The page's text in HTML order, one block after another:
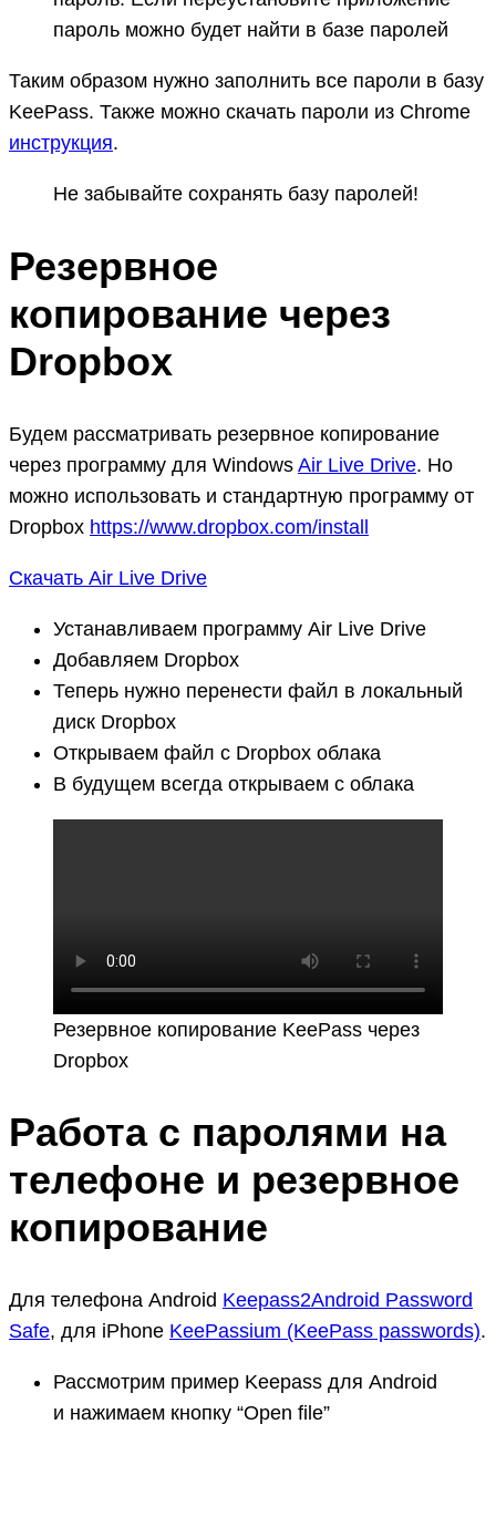
пароль можно будет найти в базе паролей
Таким образом нужно заполнить все пароли в базу
KeePass. Также можно скачать пароли из Chrome
инструкция.
Не забывайте сохранять базу паролей!
Резервное
копирование через
Dropbox
Будем рассматривать резервное копирование
через программу для Windows Air Live Drive. Но
можно использовать и стандартную программу от
Dropbox https://www.dropbox.com/install
Скачать Air Live Drive
Устанавливаем программу Air Live Drive
Добавляем Dropbox
Теперь нужно перенести файл в локальный
диск Dropbox
Открываем файл с Dropbox облака
В будущем всегда открываем с облака
Резервное копирование KeePass через
Dropbox
Работа с паролями на
телефоне и резервное
копирование
Для телефона Android Keepass2Android Password
Safe, для iPhone KeePassium (KeePass passwords).
Рассмотрим пример Keepass для Android
и нажимаем кнопку “Open file”